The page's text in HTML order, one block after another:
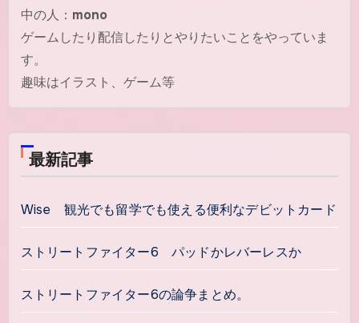
中の人： mono
ゲームしたり配信したりとやりたいことをやっていま
す。
趣味はイラスト、ゲーム等
最新記事
Wise 観光でも留学でも使える便利なデビットカード
ストリートファイター6 パッドかレバーレスか
ストリートファイター6の論争まとめ。